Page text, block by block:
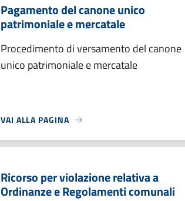
Pagamento del canone unico
patrimoniale e mercatale
Procedimento di versamento del canone
unico patrimoniale e mercatale
VAI ALLA PAGINA
Ricorso per violazione relativa a
Ordinanze e Regolamenti comunali